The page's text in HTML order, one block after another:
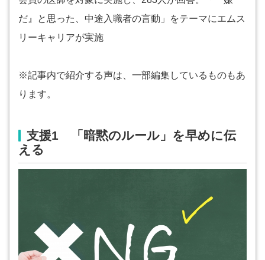
だ』と思った、中途入職者の言動」をテーマにエムス
リーキャリアが実施
※記事内で紹介する声は、一部編集しているものもあ
ります。
支援1 「暗黙のルール」を早めに伝
える